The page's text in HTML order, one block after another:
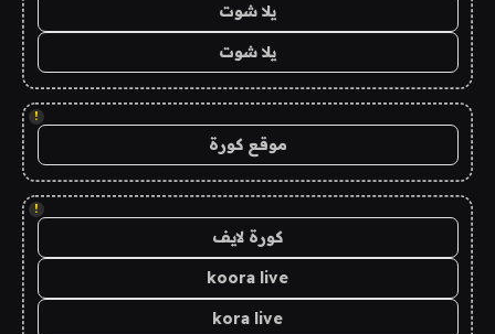
يلا شوت
يلا شوت
!
موقع كورة
!
كورة لايف
koora live
kora live